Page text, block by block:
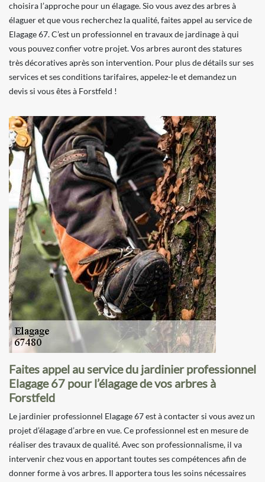
choisira l’approche pour un élagage. Sio vous avez des arbres à
élaguer et que vous recherchez la qualité, faites appel au service de
Elagage 67. C’est un professionnel en travaux de jardinage à qui
vous pouvez confier votre projet. Vos arbres auront des statures
très décoratives après son intervention. Pour plus de détails sur ses
services et ses conditions tarifaires, appelez-le et demandez un
devis si vous êtes à Forstfeld !
Faites appel au service du jardinier professionnel
Elagage 67 pour l’élagage de vos arbres à
Forstfeld
Le jardinier professionnel Elagage 67 est à contacter si vous avez un
projet d’élagage d’arbre en vue. Ce professionnel est en mesure de
réaliser des travaux de qualité. Avec son professionnalisme, il va
intervenir chez vous en apportant toutes ses compétences afin de
donner forme à vos arbres. Il apportera tous les soins nécessaires